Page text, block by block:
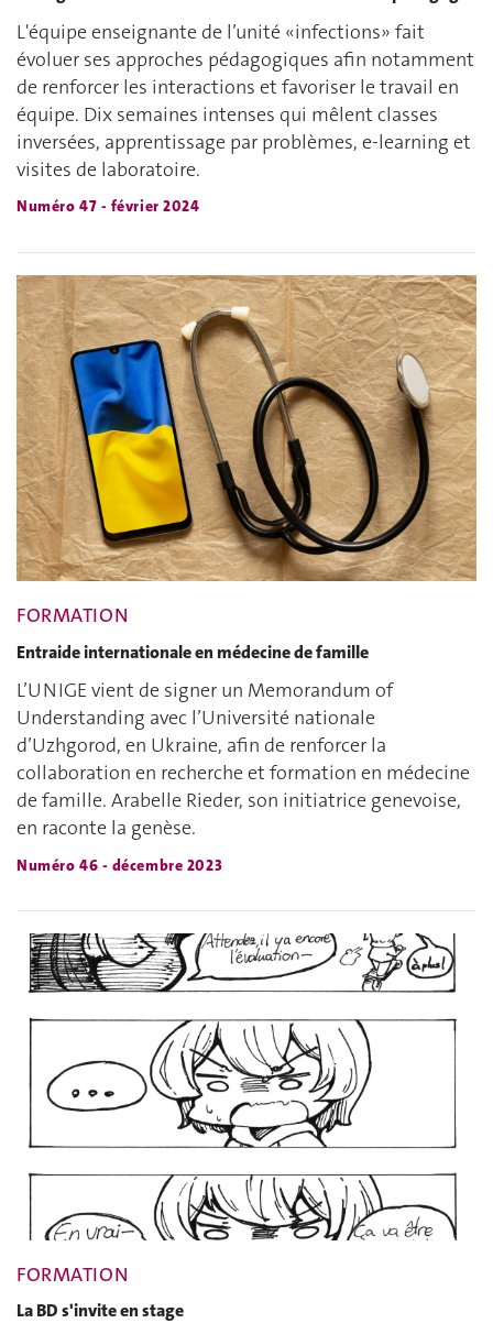
L'équipe enseignante de l’unité «infections» fait
évoluer ses approches pédagogiques afin notamment
de renforcer les interactions et favoriser le travail en
équipe. Dix semaines intenses qui mêlent classes
inversées, apprentissage par problèmes, e-learning et
visites de laboratoire.
Numéro 47 - février 2024
FORMATION
Entraide internationale en médecine de famille
L’UNIGE vient de signer un Memorandum of
Understanding avec l’Université nationale
d’Uzhgorod, en Ukraine, afin de renforcer la
collaboration en recherche et formation en médecine
de famille. Arabelle Rieder, son initiatrice genevoise,
en raconte la genèse.
Numéro 46 - décembre 2023
FORMATION
La BD s'invite en stage